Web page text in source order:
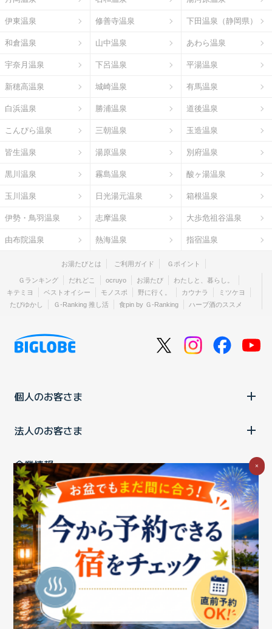
伊東温泉 修善寺温泉 下田温泉（静岡県）
和倉温泉 山中温泉 あわら温泉
宇奈月温泉 下呂温泉 平湯温泉
新穂高温泉 城崎温泉 有馬温泉
白浜温泉 勝浦温泉 道後温泉
こんぴら温泉 三朝温泉 玉造温泉
皆生温泉 湯原温泉 別府温泉
黒川温泉 霧島温泉 酸ヶ湯温泉
玉川温泉 日光湯元温泉 箱根温泉
伊勢・鳥羽温泉 志摩温泉 大歩危祖谷温泉
由布院温泉 熱海温泉 指宿温泉
お湯たびとは ご利用ガイド Ｇポイント
Ｇランキング だれどこ ocruyo お湯たび
わたしと、暮らし。
キテミヨ
ベストオイシー モノスポ 野に行く。 カウナラ
ミツケヨ
たびゆかし
Ｇ-Ranking 推し活 食pin by Ｇ-Ranking ハーブ酒のススメ
個人のお客さま
法人のお客さま
企業情報
ご利用中の方
お問い合わせ消費税の表示 ウェブアクセシビリティの取り組み
個人情報保護ポリシープライバシーポータル
Cookieポリシー
特定商取引法に基づく表記情報セキュリティ基本方針
商標についてBIGLOBEトップ
×